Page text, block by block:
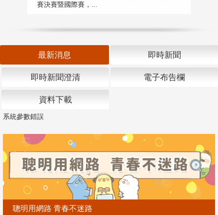
賽決賽暨國際賽，...
最新消息 即時新聞
即時新聞澄清 電子布告欄
資料下載
系統參數錯誤
聰明用網路 青春不迷路